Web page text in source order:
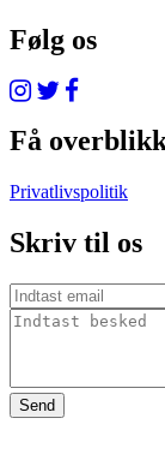
Følg os
Få
Privatlivspolitik
Skriv til os